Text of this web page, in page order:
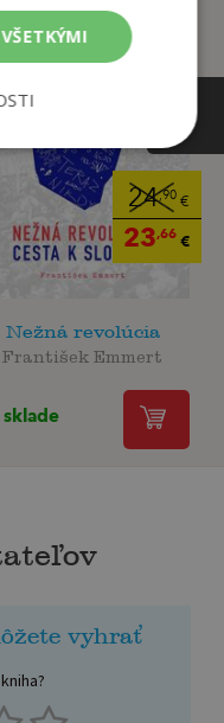
24,90€
23,66€
Nežná revolúcia
František Emmert
sklade
vyhrať